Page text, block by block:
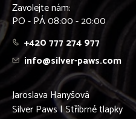
Pekinéz
Peruánský naháč
Pinč
Podenco Canario
Podenco Ibicenco
Pražský krysařík
Pudl
Pyrenejský Horský Pes
Zavolejte nám:
PO - PÁ 08:00 - 20:00
+420 777 274 977
info@silver-paws.com
Jaroslava Hanyšová
Silver Paws | Stříbrné tlapky